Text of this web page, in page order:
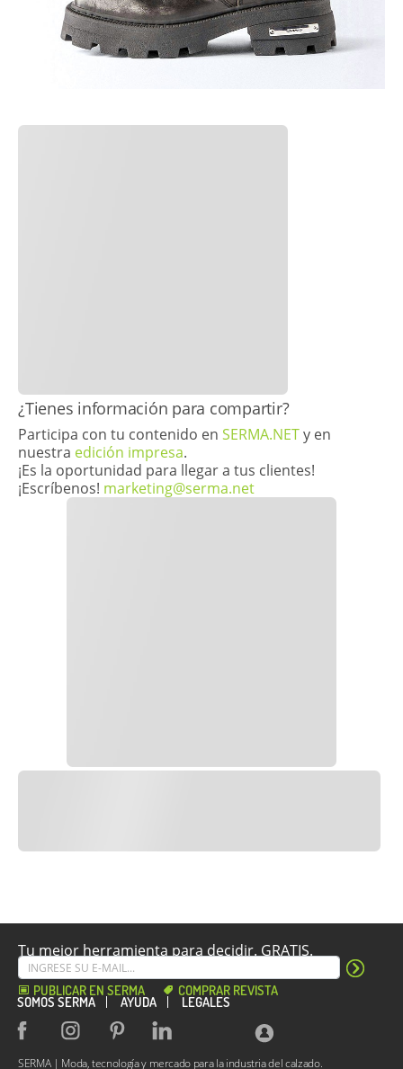
​​¿Tienes información para compartir?
Participa con tu contenido en SERMA.NETy en
nuestra edición impresa.
¡Es la oportunidad para llegar a tus clientes!
¡Escríbenos! marketing@serma.net
Tu mejor herramienta para decidir. GRATIS.
PUBLICAR EN SERMA COMPRAR REVISTA
SOMOS SERMA AYUDA LEGALES
SERMA | Moda, tecnología y mercado para la industria del calzado.